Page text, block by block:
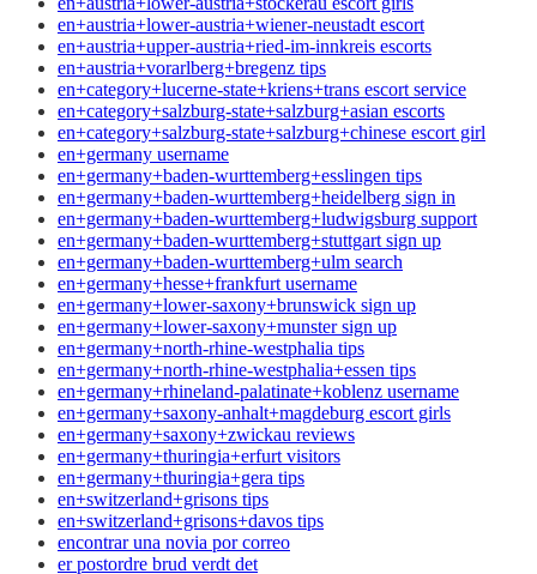
en+austria+lower-austria+wiener-neustadt escort
en+austria+upper-austria+ried-im-innkreis escorts
en+austria+vorarlberg+bregenz tips
en+category+lucerne-state+kriens+trans escort service
en+category+salzburg-state+salzburg+asian escorts
en+category+salzburg-state+salzburg+chinese escort girl
en+germany username
en+germany+baden-wurttemberg+esslingen tips
en+germany+baden-wurttemberg+heidelberg sign in
en+germany+baden-wurttemberg+ludwigsburg support
en+germany+baden-wurttemberg+stuttgart sign up
en+germany+baden-wurttemberg+ulm search
en+germany+hesse+frankfurt username
en+germany+lower-saxony+brunswick sign up
en+germany+lower-saxony+munster sign up
en+germany+north-rhine-westphalia tips
en+germany+north-rhine-westphalia+essen tips
en+germany+rhineland-palatinate+koblenz username
en+germany+saxony-anhalt+magdeburg escort girls
en+germany+saxony+zwickau reviews
en+germany+thuringia+erfurt visitors
en+germany+thuringia+gera tips
en+switzerland+grisons tips
en+switzerland+grisons+davos tips
encontrar una novia por correo
er postordre brud verdt det